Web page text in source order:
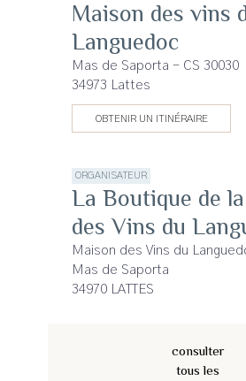
Maison des vins
Languedoc
Mas de Saporta - CS 30030
34973 Lattes
OBTENIR UN ITINÉRAIRE
ORGANISATEUR
La Boutique de
des Vins du
Maison des Vins du
Mas de Saporta
34970 LATTES
consulter
tous les